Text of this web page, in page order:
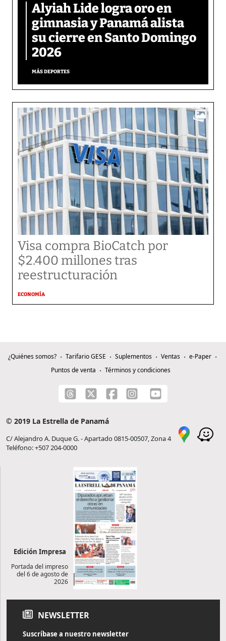
Alyiah Lide logra oro en
gimnasia y Panamá alista
su cierre en Santo Domingo
2026
MÁS DEPORTES
Visa compra BioCatch por
$2.400 millones tras
reestructuración
ECONOMÍA
¿Quiénes somos? Tarifario GESE Suplementos Ventas
e-Paper
Puntos de venta
Términos y condiciones
© 2019 La Estrella de Panamá
C/ Alejandro A. Duque G. - Apartado 0815-00507, Zona 4
Teléfono: +507 204-0000
Edición Impresa
Portada del impreso
del 6 de agosto de
2026
NEWSLETTER
Suscríbase a nuestro newsletter